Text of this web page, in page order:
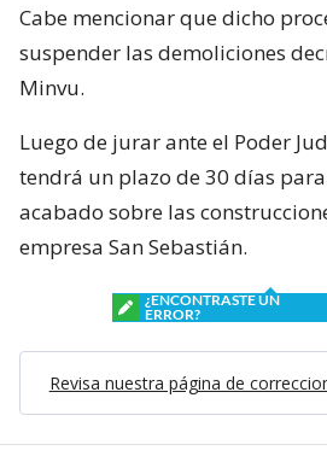
Cabe mencionar que dicho
suspender las demoliciones
Minvu.
Luego de jurar ante el Poder
tendrá un plazo de 30 días
acabado sobre las
empresa San Sebastián.
¿ENCONTRASTE UN
ERROR?
Revisa nuestra página de